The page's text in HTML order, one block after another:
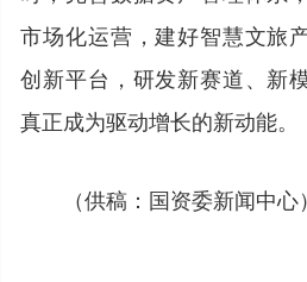
市场化运营，建好智慧文旅
创新平台，研发新赛道、新
真正成为驱动增长的新动能。
（供稿：国资委新闻中心）